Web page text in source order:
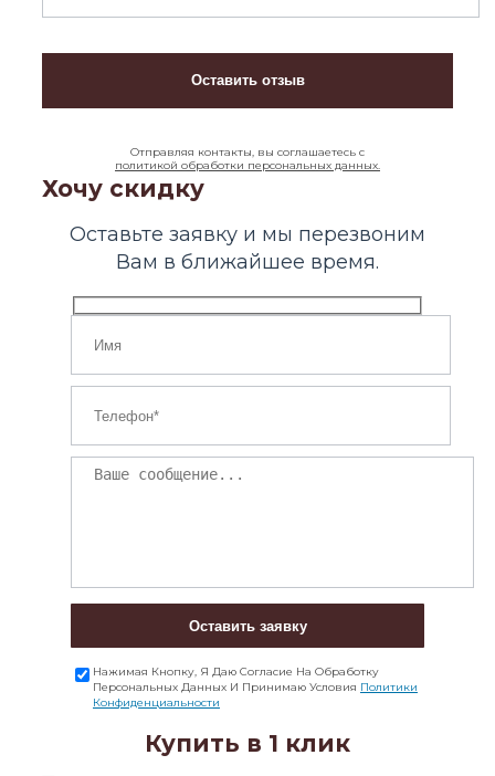
Отправляя контакты, вы соглашаетесь с
политикой обработки персональных данных.
Хочу скидку
Оставьте заявку и мы перезвоним
Вам в ближайшее время.
Оставить заявку
Нажимая Кнопку, Я Даю Согласие На Обработку
Персональных Данных И Принимаю Условия Политики
Конфиденциальности
Купить в 1 клик